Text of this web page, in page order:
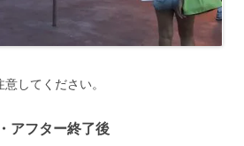
してください。
アフター終了後